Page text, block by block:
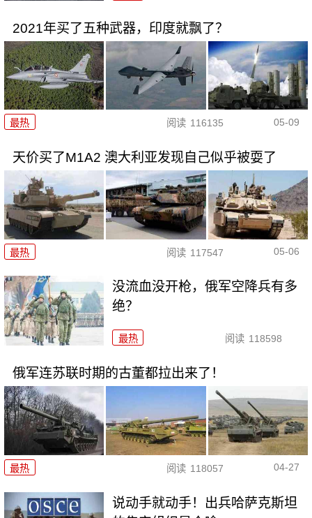
2021年买了五种武器，印度就飘了？
最热 阅读 116135 05-09
天价买了M1A2 澳大利亚发现自己似乎被耍了
最热 阅读 117547 05-06
没流血没开枪，俄军空降兵有多
绝？
最热 阅读 118598
俄军连苏联时期的古董都拉出来了！
最热 阅读 118057 04-27
说动手就动手！出兵哈萨克斯坦